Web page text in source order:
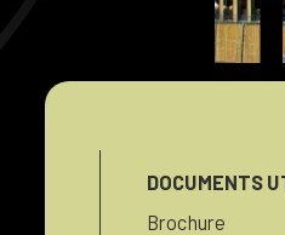
DOCUMENTS
Brochure